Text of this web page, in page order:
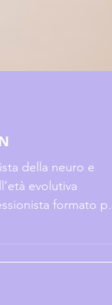
della neuro e
evolutiva